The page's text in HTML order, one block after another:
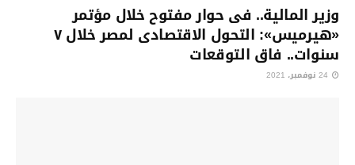
وزير المالية.. فى حوار مفتوح خلال مؤتمر
«هيرميس»: التحول الاقتصادى لمصر خلال ٧
سنوات.. فاق التوقعات